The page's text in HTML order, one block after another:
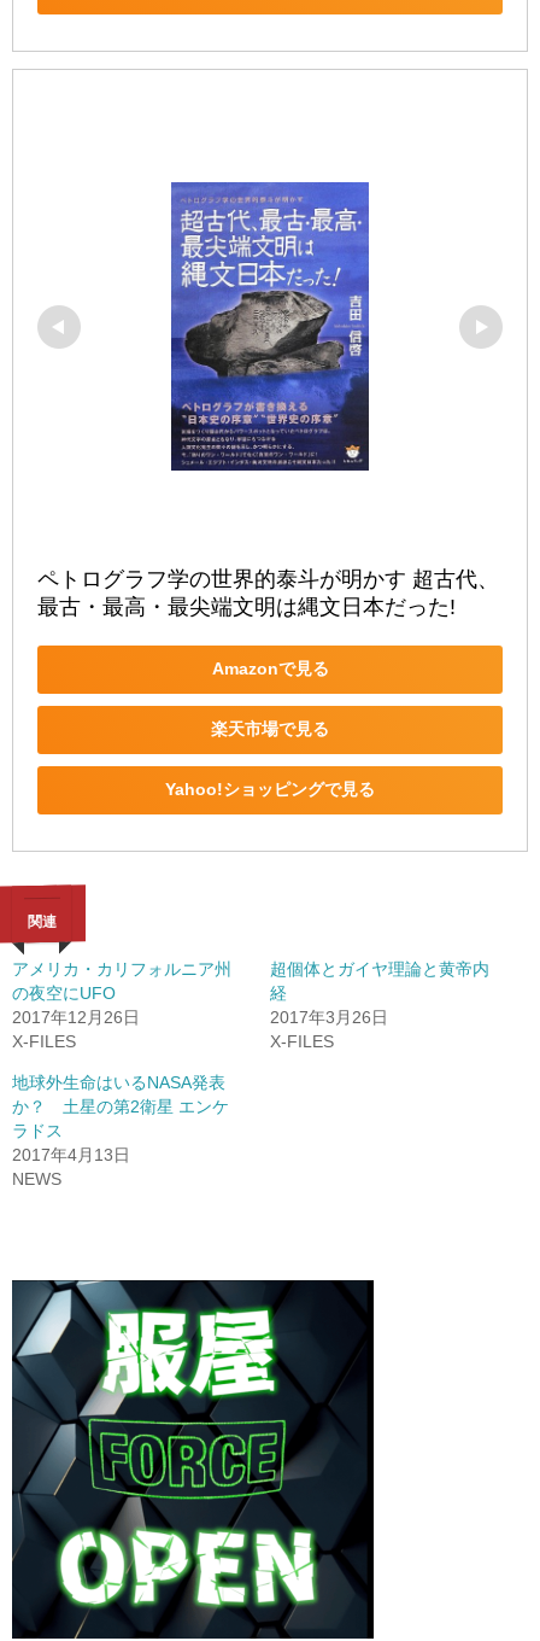
ペトログラフ学の世界的泰斗が明かす 超古代、
最古・最高・最尖端文明は縄文日本だった!
Amazonで見る
楽天市場で見る
Yahoo!ショッピングで見る
関連
アメリカ・カリフォルニア州
の夜空にUFO
2017年12月26日
X-FILES
超個体とガイヤ理論と黄帝内
経
2017年3月26日
X-FILES
地球外生命はいるNASA発表
か？ 土星の第2衛星 エンケ
ラドス
2017年4月13日
NEWS